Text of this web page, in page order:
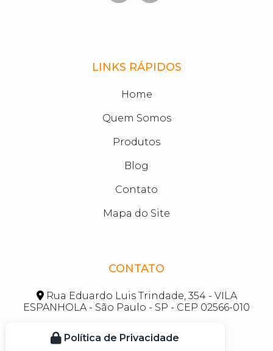
LINKS RÁPIDOS
Home
Quem Somos
Produtos
Blog
Contato
Mapa do Site
CONTATO
Rua Eduardo Luis Trindade, 354 - VILA
ESPANHOLA - São Paulo - SP - CEP 02566-010
karen@cir.ind.br
Política de Privacidade